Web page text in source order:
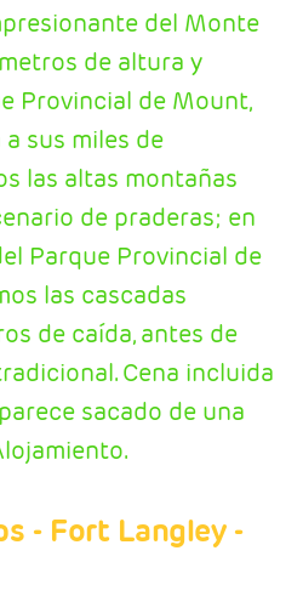
del Monte
de altura y
Provincial de Mount,
sus miles de
las altas montañas
de praderas; en
Parque Provincial de
las cascadas
de caída, antes de
Cena incluida
sacado de una
- Fort Langley -